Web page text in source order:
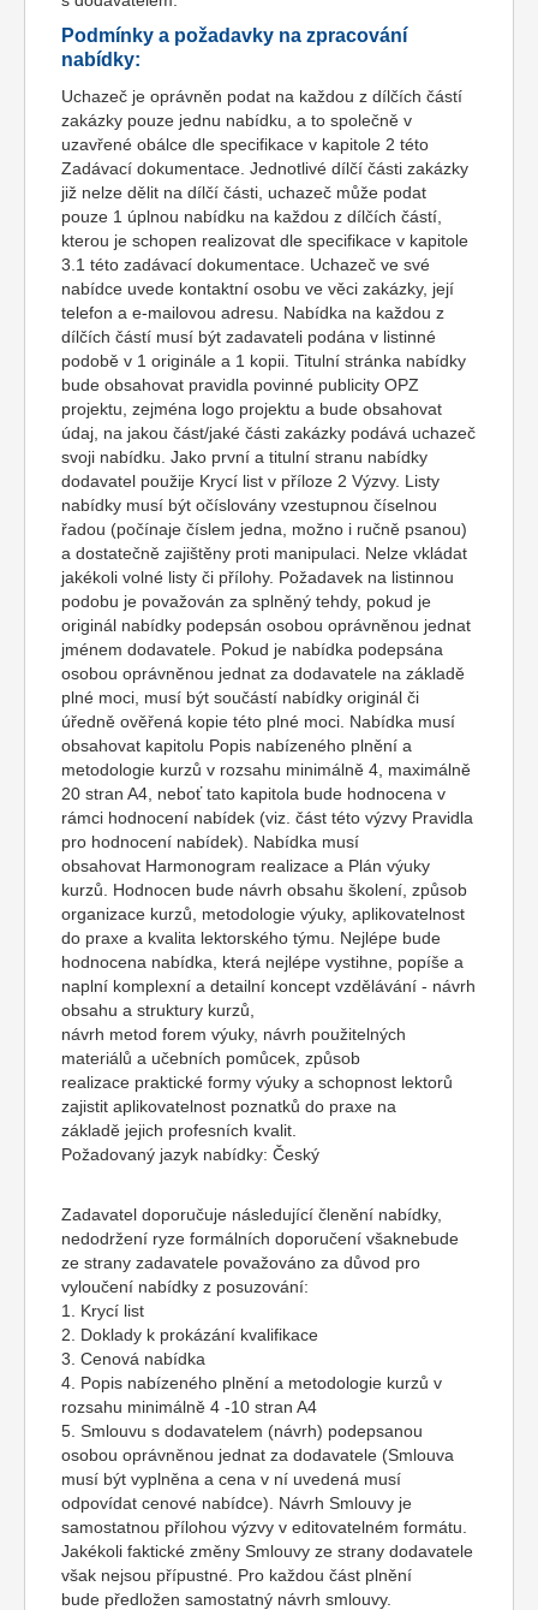
Podmínky a požadavky na zpracování
nabídky:
Uchazeč je oprávněn podat na každou z dílčích částí
zakázky pouze jednu nabídku, a to společně v
uzavřené obálce dle specifikace v kapitole 2 této
Zadávací dokumentace. Jednotlivé dílčí části zakázky
již nelze dělit na dílčí části, uchazeč může podat
pouze 1 úplnou nabídku na každou z dílčích částí,
kterou je schopen realizovat dle specifikace v kapitole
3.1 této zadávací dokumentace. Uchazeč ve své
nabídce uvede kontaktní osobu ve věci zakázky, její
telefon a e-mailovou adresu. Nabídka na každou z
dílčích částí musí být zadavateli podána v listinné
podobě v 1 originále a 1 kopii. Titulní stránka nabídky
bude obsahovat pravidla povinné publicity OPZ
projektu, zejména logo projektu a bude obsahovat
údaj, na jakou část/jaké části zakázky podává uchazeč
svoji nabídku. Jako první a titulní stranu nabídky
dodavatel použije Krycí list v příloze 2 Výzvy. Listy
nabídky musí být očíslovány vzestupnou číselnou
řadou (počínaje číslem jedna, možno i ručně psanou)
a dostatečně zajištěny proti manipulaci. Nelze vkládat
jakékoli volné listy či přílohy. Požadavek na listinnou
podobu je považován za splněný tehdy, pokud je
originál nabídky podepsán osobou oprávněnou jednat
jménem dodavatele. Pokud je nabídka podepsána
osobou oprávněnou jednat za dodavatele na základě
plné moci, musí být součástí nabídky originál či
úředně ověřená kopie této plné moci. Nabídka musí
obsahovat kapitolu Popis nabízeného plnění a
metodologie kurzů v rozsahu minimálně 4, maximálně
20 stran A4, neboť tato kapitola bude hodnocena v
rámci hodnocení nabídek (viz. část této výzvy Pravidla
pro hodnocení nabídek). Nabídka musí
obsahovat Harmonogram realizace a Plán výuky
kurzů. Hodnocen bude návrh obsahu školení, způsob
organizace kurzů, metodologie výuky, aplikovatelnost
do praxe a kvalita lektorského týmu. Nejlépe bude
hodnocena nabídka, která nejlépe vystihne, popíše a
naplní komplexní a detailní koncept vzdělávání - návrh
obsahu a struktury kurzů,
návrh metod forem výuky, návrh použitelných
materiálů a učebních pomůcek, způsob
realizace praktické formy výuky a schopnost lektorů
zajistit aplikovatelnost poznatků do praxe na
základě jejich profesních kvalit.
Požadovaný jazyk nabídky: Český
Zadavatel doporučuje následující členění nabídky,
nedodržení ryze formálních doporučení všaknebude
ze strany zadavatele považováno za důvod pro
vyloučení nabídky z posuzování:
1. Krycí list
2. Doklady k prokázání kvalifikace
3. Cenová nabídka
4. Popis nabízeného plnění a metodologie kurzů v
rozsahu minimálně 4 -10 stran A4
5. Smlouvu s dodavatelem (návrh) podepsanou
osobou oprávněnou jednat za dodavatele (Smlouva
musí být vyplněna a cena v ní uvedená musí
odpovídat cenové nabídce). Návrh Smlouvy je
samostatnou přílohou výzvy v editovatelném formátu.
Jakékoli faktické změny Smlouvy ze strany dodavatele
však nejsou přípustné. Pro každou část plnění
bude předložen samostatný návrh smlouvy.